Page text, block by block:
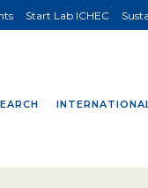
Start Lab ICHEC